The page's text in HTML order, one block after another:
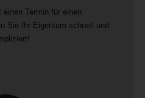
Termin für einen
Sie Ihr Eigentum schnell und